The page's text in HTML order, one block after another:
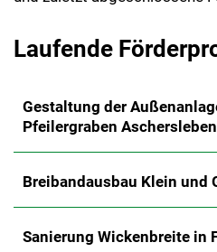
Laufende
Gestaltung der
Pfeilergraben Aschersleben
Breibandausbau Klein und
Sanierung Wickenbreite in